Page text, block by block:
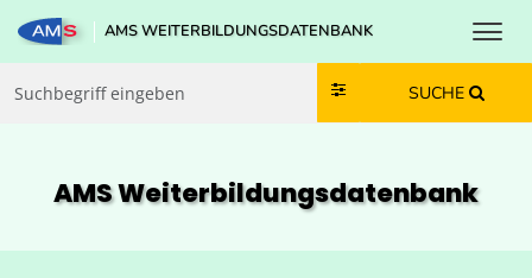
Zum Inhalt springen
Zum Navmenü springen
Zur Suche springen
Zur Footer springen
AMS WEITERBILDUNGSDATENBANK
SUCHE
AMS Weiterbildungs­datenbank